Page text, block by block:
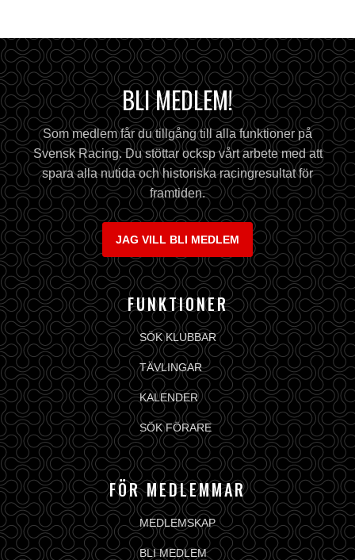
BLI MEDLEM!
Som medlem får du tillgång till alla funktioner på
Svensk Racing. Du stöttar ocksp vårt arbete med att
spara alla nutida och historiska racingresultat för
framtiden.
JAG VILL BLI MEDLEM
FUNKTIONER
SÖK KLUBBAR
TÄVLINGAR
KALENDER
SÖK FÖRARE
FÖR MEDLEMMAR
MEDLEMSKAP
BLI MEDLEM